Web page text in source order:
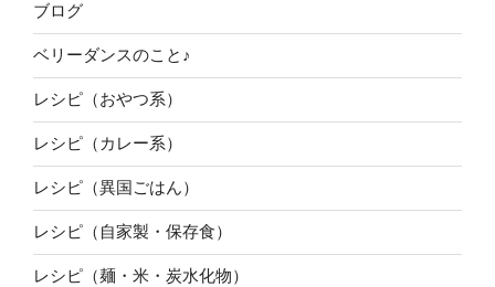
ブログ
ベリーダンスのこと♪
レシピ（おやつ系）
レシピ（カレー系）
レシピ（異国ごはん）
レシピ（自家製・保存食）
レシピ（麺・米・炭水化物）